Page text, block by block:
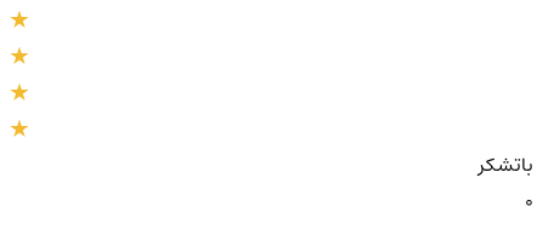
باتشکر